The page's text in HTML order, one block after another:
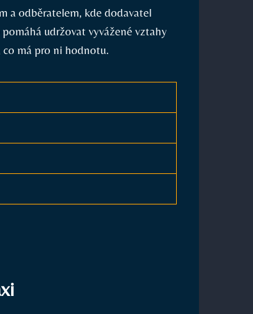
a odběratelem, kde dodavatel
udržovat vyvážené vztahy
co má pro ni hodnotu.